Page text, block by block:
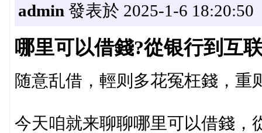
admin 發表於 2025-1-6 18:20:50
哪里可以借錢?從银行到互
随意乱借，輕则多花冤枉錢，重
今天咱就来聊聊哪里可以借錢，